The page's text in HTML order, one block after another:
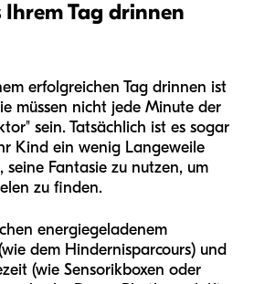
Ihrem Tag drinnen
erfolgreichen Tag drinnen ist
müssen nicht jede Minute der
sein. Tatsächlich ist es sogar
Kind ein wenig Langeweile
seine Fantasie zu nutzen, um
zu finden.
energiegeladenem
dem Hindernisparcours) und
(wie Sensorikboxen oder